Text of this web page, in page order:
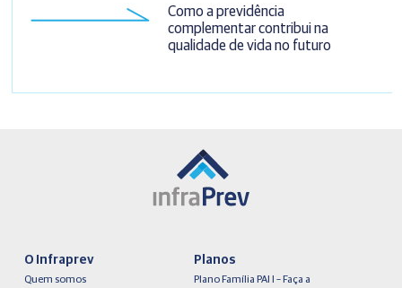
Como a previdência
complementar contribui na
qualidade de vida no futuro
O Infraprev
Quem somos
Planos
Plano Família PAI I – Faça a